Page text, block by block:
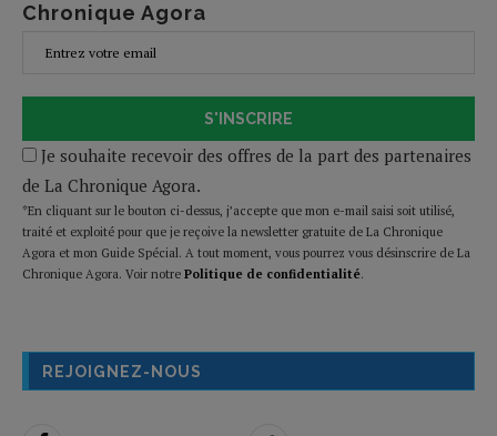
Chronique Agora
S'INSCRIRE
Je souhaite recevoir des offres de la part des partenaires
de La Chronique Agora.
*En cliquant sur le bouton ci-dessus, j’accepte que mon e-mail saisi soit utilisé,
traité et exploité pour que je reçoive la newsletter gratuite de La Chronique
Agora et mon Guide Spécial. A tout moment, vous pourrez vous désinscrire de La
Chronique Agora. Voir notre Politique de confidentialité.
REJOIGNEZ-NOUS